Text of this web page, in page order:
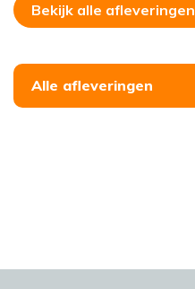
Bekijk alle afleveringen
Alle afleveringen